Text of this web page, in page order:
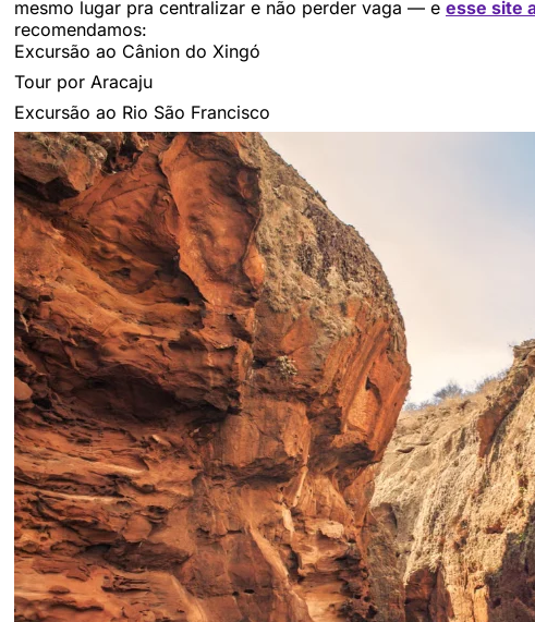
mesmo lugar pra centralizar e não perder vaga — e esse site
recomendamos:
Excursão ao Cânion do Xingó
Tour por Aracaju
Excursão ao Rio São Francisco